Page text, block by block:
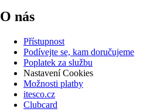
O nás
Přístupnost
Podívejte se, kam doručujeme
Poplatek za službu
Nastavení Cookies
Možnosti platby
itesco.cz
Clubcard